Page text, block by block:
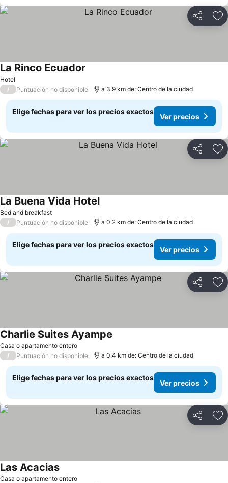
Compartir
Hotel
La Rinco Ecuador
/ Puntuación no disponible a 3.9 km de: Centro de la ciudad
Elige fechas para ver los precios exactos
Ver precios
Compartir
Bed and breakfast
La Buena Vida Hotel
/ Puntuación no disponible a 0.2 km de: Centro de la ciudad
Elige fechas para ver los precios exactos
Ver precios
Compartir
Casa o apartamento entero
Charlie Suites Ayampe
/ Puntuación no disponible a 0.4 km de: Centro de la ciudad
Elige fechas para ver los precios exactos
Ver precios
Compartir
Casa o apartamento entero
Las Acacias